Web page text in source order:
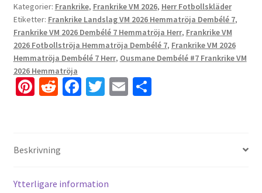
Kategorier: Frankrike, Frankrike VM 2026, Herr Fotbollskläder
Etiketter: Frankrike Landslag VM 2026 Hemmatröja Dembélé 7,
Frankrike VM 2026 Dembélé 7 Hemmatröja Herr, Frankrike VM
2026 Fotbollströja Hemmatröja Dembélé 7, Frankrike VM 2026
Hemmatröja Dembélé 7 Herr, Ousmane Dembélé #7 Frankrike VM
2026 Hemmatröja
Pi
es
R
di
t
Fa
k
T E D
Beskrivning
Ytterligare information